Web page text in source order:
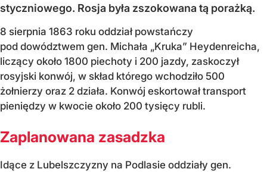
styczniowego. Rosja była zszokowana tą porażką.
8 sierpnia 1863 roku oddział powstańczy
pod dowództwem gen. Michała „Kruka” Heydenreicha,
liczący około 1800 piechoty i 200 jazdy, zaskoczył
rosyjski konwój, w skład którego wchodziło 500
żołnierzy oraz 2 działa. Konwój eskortował transport
pieniędzy w kwocie około 200 tysięcy rubli.
Zaplanowana zasadzka
Idące z Lubelszczyzny na Podlasie oddziały gen.